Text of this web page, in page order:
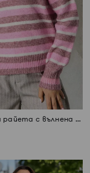
Пуловер на райета с вълнена смес